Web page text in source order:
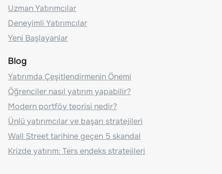
Uzman Yatırımcılar
Deneyimli Yatırımcılar
Yeni Başlayanlar
Blog
Yatırımda Çeşitlendirmenin Önemi
Öğrenciler nasıl yatırım yapabilir?
Modern portföy teorisi nedir?
Ünlü yatırımcılar ve başarı stratejileri
Wall Street tarihine geçen 5 skandal
Krizde yatırım: Ters endeks stratejileri